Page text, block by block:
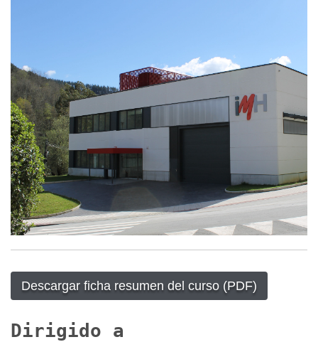
Descargar ficha resumen del curso (PDF)
Dirigido a